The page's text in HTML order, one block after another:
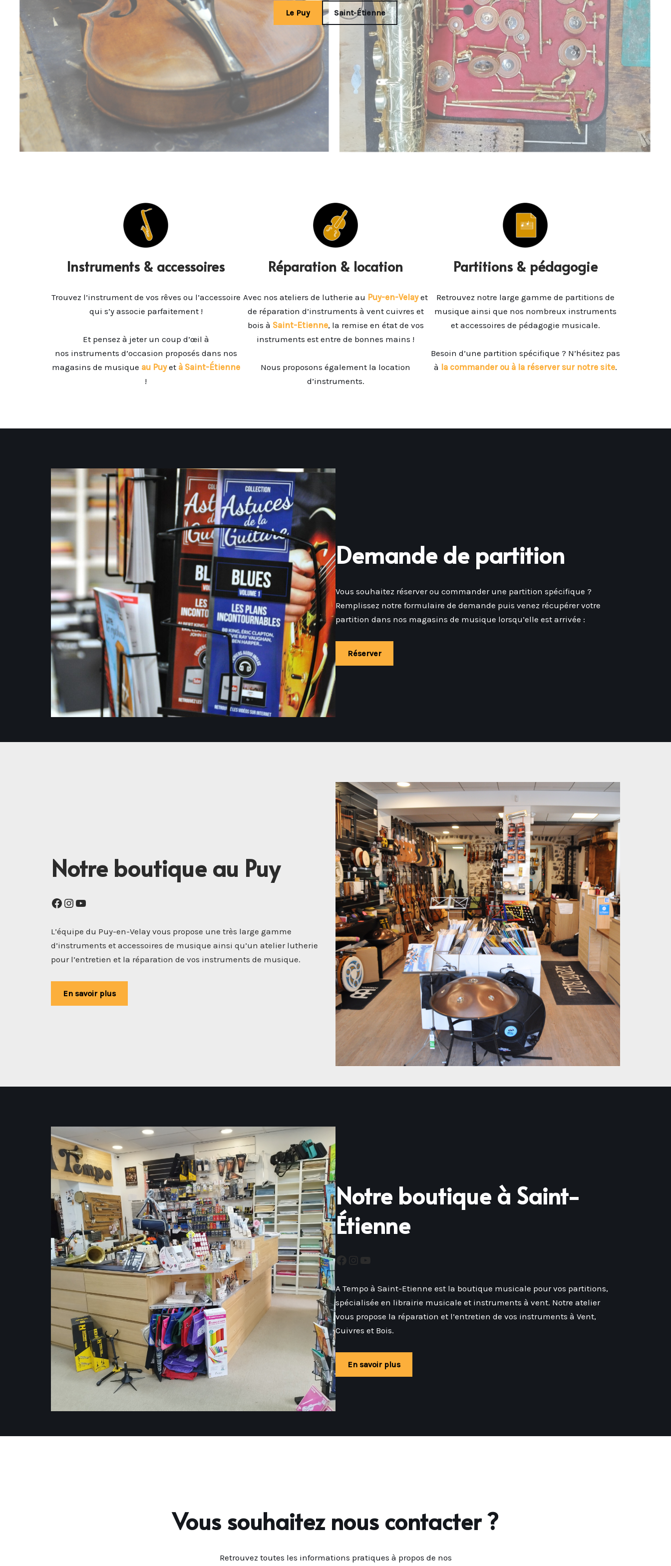
Le Puy Saint-Étienne
Instruments & accessoires
Trouvez l’instrument de vos rêves ou l’accessoire
qui s’y associe parfaitement !
Et pensez à jeter un coup d’œil à
nos instruments d’occasion proposés dans nos
magasins de musique au Puyet à Saint-Étienne
!
Réparation & location
Avec nos ateliers de lutherie au Puy-en-Velayet
de réparation d’instruments à vent cuivres et
bois à Saint-Etienne, la remise en état de vos
instruments est entre de bonnes mains !
Nous proposons également la location
d’instruments.
Partitions & pédagogie
Retrouvez notre large gamme de partitions de
musique ainsi que nos nombreux instruments
et accessoires de pédagogie musicale.
Besoin d’une partition spécifique ? N’hésitez pas
à la commander ou à la réserver sur notre site.
Demande de partition
Vous souhaitez réserver ou commander une partition spécifique ?
Remplissez notre formulaire de demande puis venez récupérer votre
partition dans nos magasins de musique lorsqu’elle est arrivée :
Réserver
Notre boutique au Puy
L’équipe du Puy-en-Velay vous propose une très large gamme
d’instruments et accessoires de musique ainsi qu’un atelier lutherie
pour l’entretien et la réparation de vos instruments de musique.
En savoir plus
Notre boutique à Saint-
Étienne
A Tempo à Saint-Etienne est la boutique musicale pour vos partitions,
spécialisée en librairie musicale et instruments à vent. Notre atelier
vous propose la réparation et l’entretien de vos instruments à Vent,
Cuivres et Bois.
En savoir plus
Vous souhaitez nous contacter ?
Retrouvez toutes les informations pratiques à propos de nos